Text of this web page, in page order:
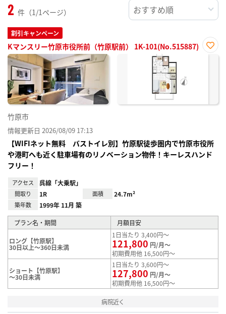
2 件（1/1ページ）
割引キャンペーン
Kマンスリー竹原市役所前（竹原駅前） 1K-101(No.515887)
お気
竹原市
情報更新日 2026/08/09 17:13
【WIFIネット無料 バストイレ別】竹原駅徒歩圏内で竹原市役所
や港町へも近く駐車場有のリノベーション物件！キーレスハンド
フリー！
アクセス 呉線「大乗駅」
間取り 1R 面積 24.7m²
築年数 1999年 11月 築
プラン名・期間 月額目安
ロング【竹原駅】
30日以上～360日未満
1日当たり 3,400円～
121,800 円/月～
初期費用他 16,500円～
ショート【竹原駅】
～30日未満
1日当たり 3,600円～
127,800 円/月～
初期費用他 16,500円～
病院近く